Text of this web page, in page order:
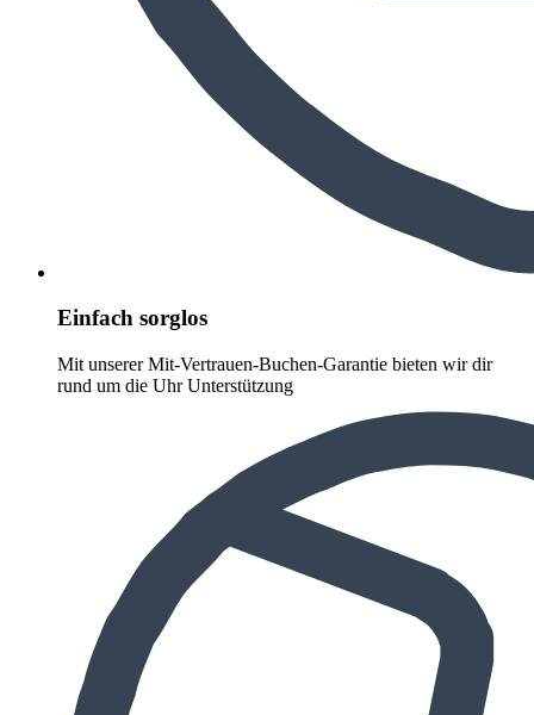
Einfach sorglos
Mit unserer Mit-Vertrauen-Buchen-Garantie bieten wir dir
rund um die Uhr Unterstützung